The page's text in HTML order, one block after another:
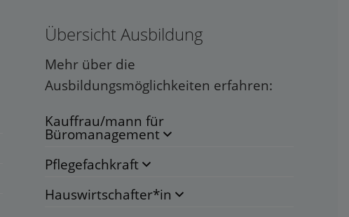
Übersicht Ausbildung
Mehr über die
Ausbildungsmöglichkeiten erfahren:
Kauffrau/mann für
Büromanagement
Pflegefachkraft
Hauswirtschafter*in